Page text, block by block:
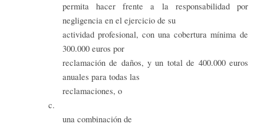
permita hacer frente a la responsabilidad por
negligencia en el ejercicio de su
actividad profesional, con una cobertura mínima de
300.000 euros por
reclamación de daños, y un total de 400.000 euros
anuales para todas las
reclamaciones, o
c.
una combinación de